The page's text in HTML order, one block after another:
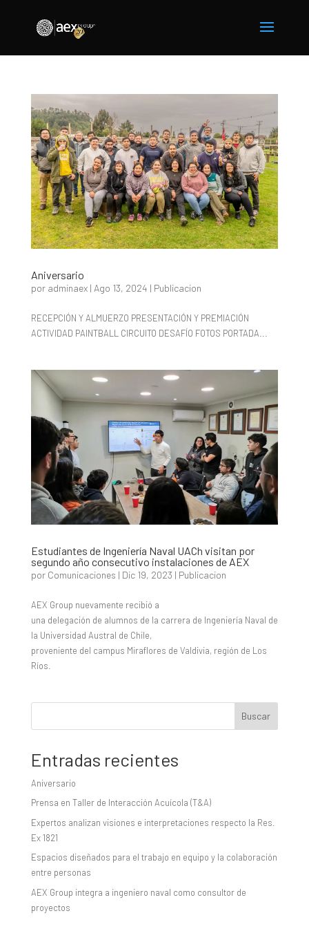
Aniversario
por adminaex| Ago 13, 2024 | Publicacion
RECEPCIÓN Y ALMUERZO PRESENTACIÓN Y PREMIACIÓN
ACTIVIDAD PAINTBALL CIRCUITO DESAFÍO FOTOS PORTADA...
Estudiantes de Ingeniería Naval UACh visitan por
segundo año consecutivo instalaciones de AEX
por Comunicaciones | Dic 19, 2023 | Publicacion
AEX Group nuevamente recibió a
una delegación de alumnos de la carrera de Ingeniería Naval de
la Universidad Austral de Chile,
proveniente del campus Miraflores de Valdivia, región de Los
Ríos.
Buscar
Entradas recientes
Aniversario
Prensa en Taller de Interacción Acuícola (T&A)
Expertos analizan visiones e interpretaciones respecto la Res.
Ex 1821
Espacios diseñados para el trabajo en equipo y la colaboración
entre personas
AEX Group integra a ingeniero naval como consultor de
proyectos